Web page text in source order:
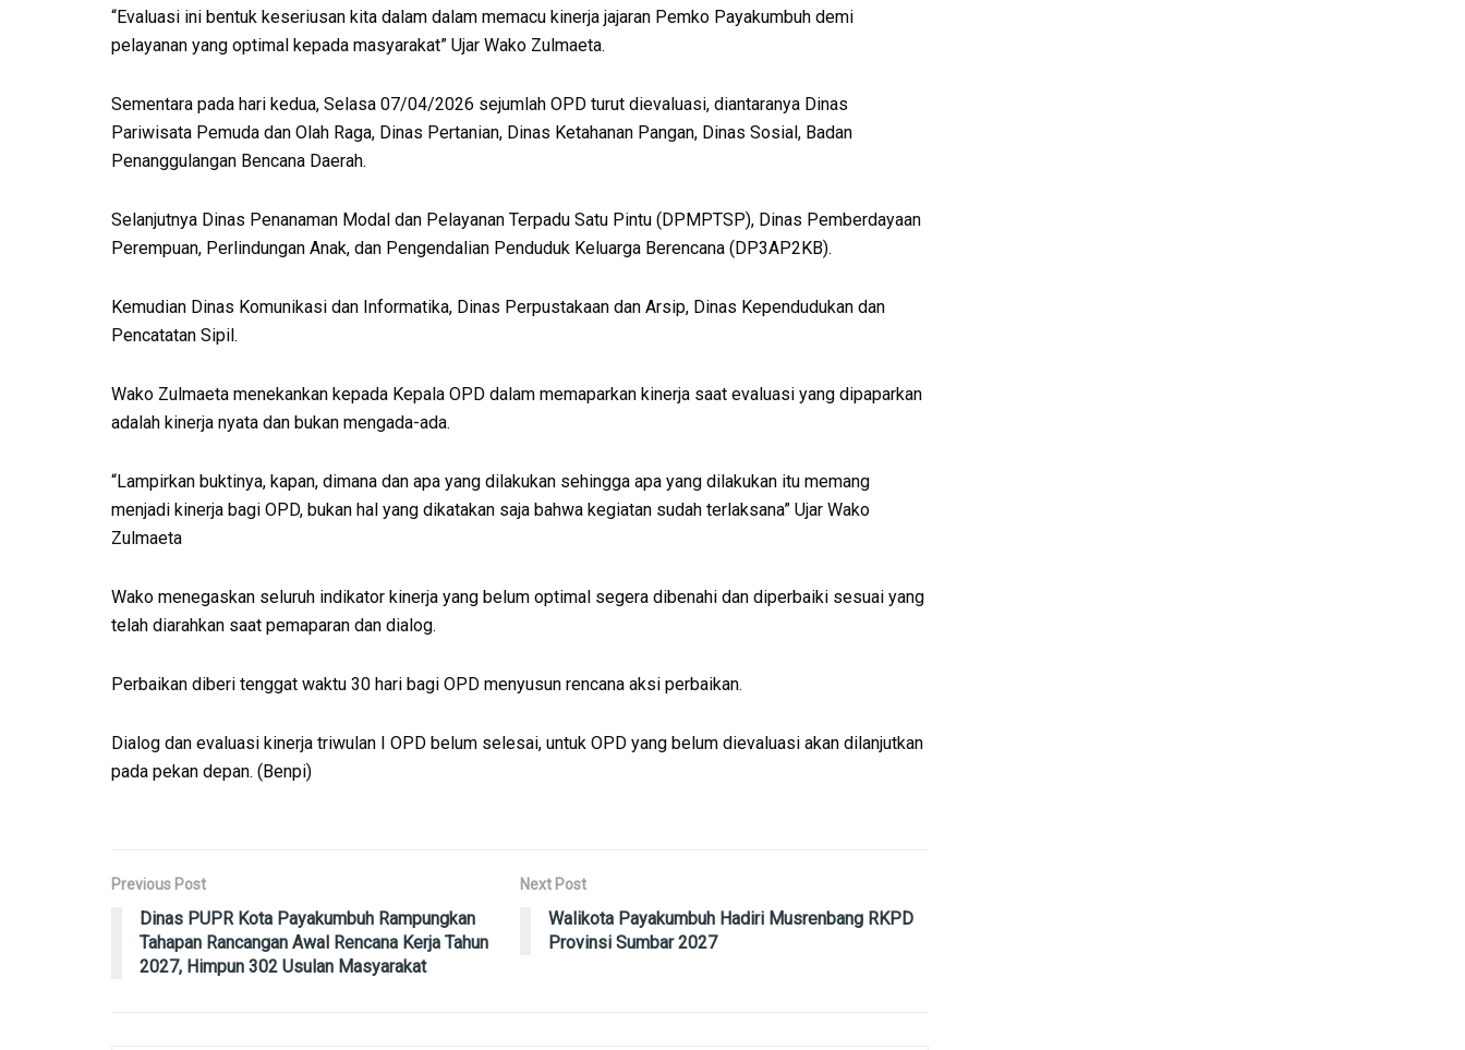
“Evaluasi ini bentuk keseriusan kita dalam dalam memacu kinerja jajaran Pemko Payakumbuh demi
pelayanan yang optimal kepada masyarakat” Ujar Wako Zulmaeta.
Sementara pada hari kedua, Selasa 07/04/2026 sejumlah OPD turut dievaluasi, diantaranya Dinas
Pariwisata Pemuda dan Olah Raga, Dinas Pertanian, Dinas Ketahanan Pangan, Dinas Sosial, Badan
Penanggulangan Bencana Daerah.
Selanjutnya Dinas Penanaman Modal dan Pelayanan Terpadu Satu Pintu (DPMPTSP), Dinas Pemberdayaan
Perempuan, Perlindungan Anak, dan Pengendalian Penduduk Keluarga Berencana (DP3AP2KB).
Kemudian Dinas Komunikasi dan Informatika, Dinas Perpustakaan dan Arsip, Dinas Kependudukan dan
Pencatatan Sipil.
Wako Zulmaeta menekankan kepada Kepala OPD dalam memaparkan kinerja saat evaluasi yang dipaparkan
adalah kinerja nyata dan bukan mengada-ada.
“Lampirkan buktinya, kapan, dimana dan apa yang dilakukan sehingga apa yang dilakukan itu memang
menjadi kinerja bagi OPD, bukan hal yang dikatakan saja bahwa kegiatan sudah terlaksana” Ujar Wako
Zulmaeta
Wako menegaskan seluruh indikator kinerja yang belum optimal segera dibenahi dan diperbaiki sesuai yang
telah diarahkan saat pemaparan dan dialog.
Perbaikan diberi tenggat waktu 30 hari bagi OPD menyusun rencana aksi perbaikan.
Dialog dan evaluasi kinerja triwulan I OPD belum selesai, untuk OPD yang belum dievaluasi akan dilanjutkan
pada pekan depan. (Benpi)
Previous Post
Dinas PUPR Kota Payakumbuh Rampungkan
Tahapan Rancangan Awal Rencana Kerja Tahun
2027, Himpun 302 Usulan Masyarakat
Next Post
Walikota Payakumbuh Hadiri Musrenbang RKPD
Provinsi Sumbar 2027